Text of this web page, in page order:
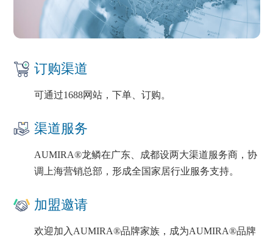
订购渠道
可通过1688网站，下单、订购。
渠道服务
AUMIRA®龙鳞在广东、成都设两大渠道服务商，协
调上海营销总部，形成全国家居行业服务支持。
加盟邀请
欢迎加入AUMIRA®品牌家族，成为AUMIRA®品牌